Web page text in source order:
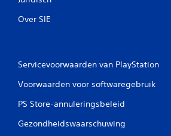
Over SIE
Servicevoorwaarden van PlayStation
Voorwaarden voor softwaregebruik
PS Store-annuleringsbeleid
Gezondheidswaarschuwing